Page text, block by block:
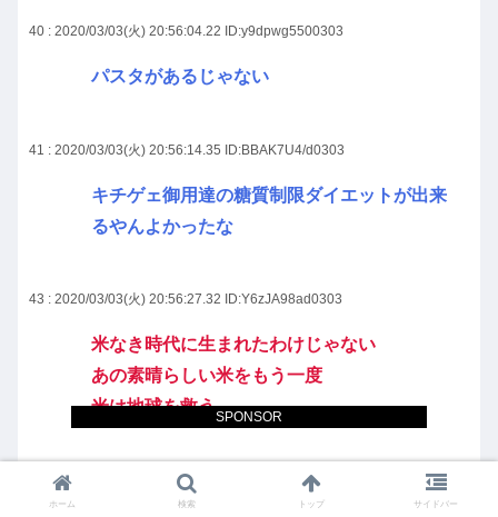
SPONSOR
40 : 2020/03/03(火) 20:56:04.22 ID:y9dpwg5500303
パスタがあるじゃない
41 : 2020/03/03(火) 20:56:14.35 ID:BBAK7U4/d0303
キチゲェ御用達の糖質制限ダイエットが出来
るやんよかったな
43 : 2020/03/03(火) 20:56:27.32 ID:Y6zJA98ad0303
米なき時代に生まれたわけじゃない
あの素晴らしい米をもう一度
米は地球を救う
44 : 2020/03/03(火) 20:56:53.36 ID:mCb+DfXC00303
ホーム 検索 トップ サイドバー